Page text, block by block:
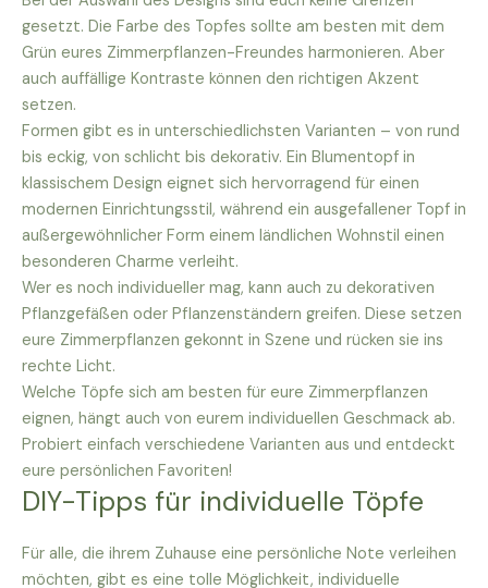
gesetzt. Die Farbe des Topfes sollte am besten mit dem
Grün eures Zimmerpflanzen-Freundes harmonieren. Aber
auch auffällige Kontraste können den richtigen Akzent
setzen.
Formen gibt es in unterschiedlichsten Varianten – von rund
bis eckig, von schlicht bis dekorativ. Ein Blumentopf in
klassischem Design eignet sich hervorragend für einen
modernen Einrichtungsstil, während ein ausgefallener Topf in
außergewöhnlicher Form einem ländlichen Wohnstil einen
besonderen Charme verleiht.
Wer es noch individueller mag, kann auch zu dekorativen
Pflanzgefäßen oder Pflanzenständern greifen. Diese setzen
eure Zimmerpflanzen gekonnt in Szene und rücken sie ins
rechte Licht.
Welche Töpfe sich am besten für eure Zimmerpflanzen
eignen, hängt auch von eurem individuellen Geschmack ab.
Probiert einfach verschiedene Varianten aus und entdeckt
eure persönlichen Favoriten!
DIY-Tipps für individuelle Töpfe
Für alle, die ihrem Zuhause eine persönliche Note verleihen
möchten, gibt es eine tolle Möglichkeit, individuelle